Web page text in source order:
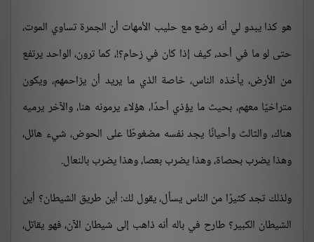
هو كذا يبدو لي أنه رضع مع حليب الأمهات أن الجمرة تساوي الموت،
حتى لو ما في أحد، كيف إذا كان في زحام؟!، كما ترون، الواحد يرتفع
من الأرض، يأخذه الناس، خاصة الذي ما يريد أن يزاحمهم، ويكون
متراخيًا معهم، بحيث ما يؤذي أحدًا، هؤلاء يرمونه هنا، والآخر يرميه
هناك، والثالث وأحيانًا يجد نفسه مضغوطًا على الحوض، شيء هائل،
وهذا يضرب بحصاة، وهذا يضرب بعصا، وهذا يضرب بالنعال.
ولذلك تجد كثيرًا من الناس يسأل، يقول لك: أين طريق الشيطان؟ أين
الشيطان الكبير؟ طارح في باله أنه ذاهب إلى شيطان الآن، فهو يقاتل،